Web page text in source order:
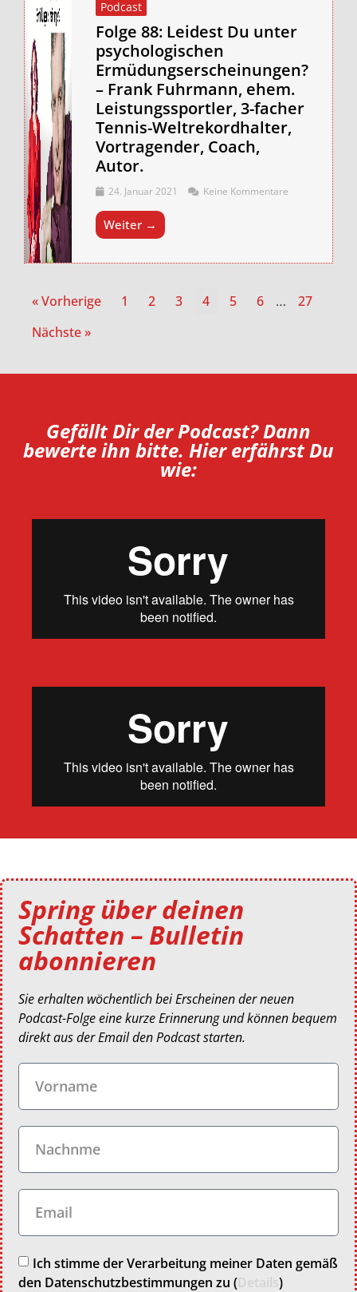
Podcast
Folge 88: Leidest Du unter
psychologischen
Ermüdungserscheinungen?
– Frank Fuhrmann, ehem.
Leistungssportler, 3-facher
Tennis-Weltrekordhalter,
Vortragender, Coach,
Autor.
24. Januar 2021 Keine Kommentare
Weiter →
« Vorherige 1 2 3 4 5 6 …
27
Nächste »
Gefällt Dir der Podcast? Dann
bewerte ihn bitte. Hier erfährst Du
wie:
Spring über deinen
Schatten – Bulletin
abonnieren
Sie erhalten wöchentlich bei Erscheinen der neuen
Podcast-Folge eine kurze Erinnerung und können bequem
direkt aus der Email den Podcast starten.
Ich stimme der Verarbeitung meiner Daten gemäß
den Datenschutzbestimmungen zu (
)